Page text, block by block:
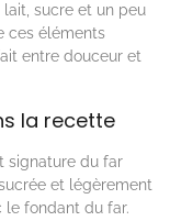
lait, sucre et un peu
ces éléments
entre douceur et
la recette
signature du far
et légèrement
le fondant du far.